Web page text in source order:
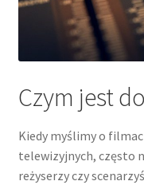
Czym jest
Kiedy myślimy o
telewizyjnych, często
reżyserzy czy